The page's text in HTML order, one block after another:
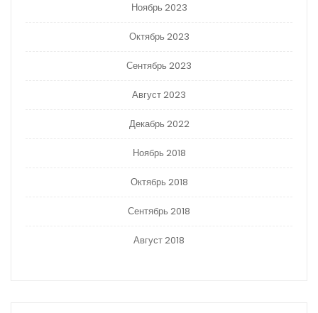
Ноябрь 2023
Октябрь 2023
Сентябрь 2023
Август 2023
Декабрь 2022
Ноябрь 2018
Октябрь 2018
Сентябрь 2018
Август 2018